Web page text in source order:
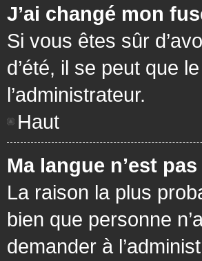
J’ai changé mon
Si vous êtes sûr
d’été, il se peut que
l’administrateur.
Haut
Ma langue n’est
La raison la plus
bien que personne
demander à